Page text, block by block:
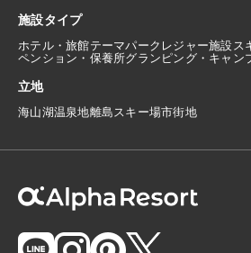
施設タイプ
ホテル・旅館テーマパーク レジャー施設ス
ペンション・保養所グランピング・キャン
立地
海山湖温泉地離島スキー場市街地